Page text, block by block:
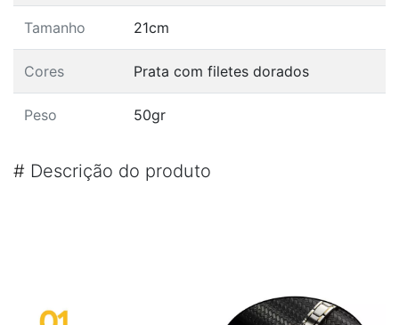
Tamanho 21cm
Cores Prata com filetes dorados
Peso 50gr
# Descrição do produto